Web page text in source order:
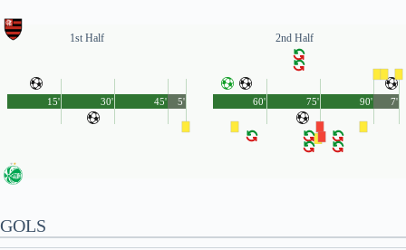
1st Half
45'
15' 30' 5'
2nd Half
90'
60' 75' 7'
GOLS